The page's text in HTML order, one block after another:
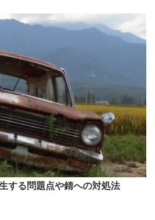
する問題点や錆への対処法